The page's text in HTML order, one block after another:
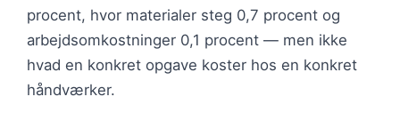
procent, hvor materialer steg 0,7 procent og
arbejdsomkostninger 0,1 procent — men ikke
hvad en konkret opgave koster hos en konkret
håndværker.